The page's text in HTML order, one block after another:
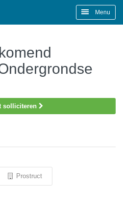
Menu
solliciteren
Prostruct